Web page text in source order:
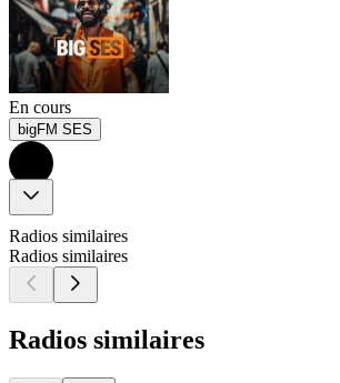
En cours
bigFM SES
Radios similaires
Radios similaires
Radios similaires